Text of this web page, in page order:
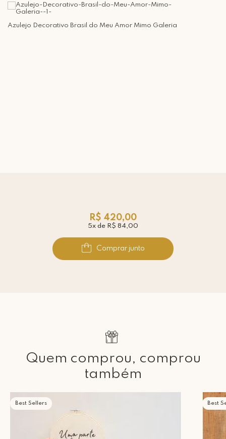
Azulejo Decorativo Brasil do Meu Amor Mimo Galeria
R$ 420,00
5x de R$ 84,00
Comprar junto
Quem comprou, comprou
também
Best Sellers Best